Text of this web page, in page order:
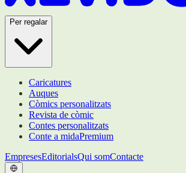
Per regalar
Caricatures
Auques
Còmics personalitzats
Revista de còmic
Contes personalitzats
Conte a midaPremium
EmpresesEditorialsQui somContacte